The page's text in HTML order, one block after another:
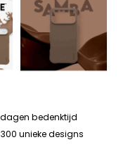
dagen bedenktijd
unieke designs